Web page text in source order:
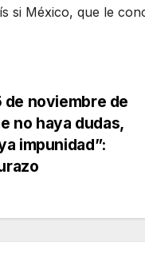
si México, que le
de noviembre de
no haya dudas,
impunidad”: